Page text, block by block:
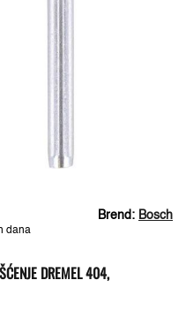
Brend: Bosch
dana
DREMEL 404,